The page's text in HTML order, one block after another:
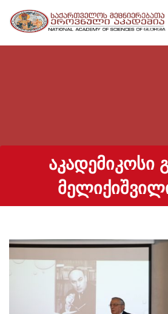
ᲐᲙᲐᲓᲔᲛᲘᲙᲝᲡᲘ